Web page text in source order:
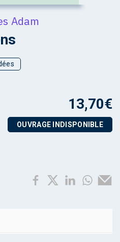
Adam
13,70€
OUVRAGE INDISPONIBLE